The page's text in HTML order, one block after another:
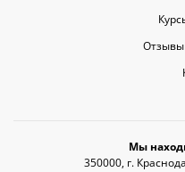
Мы
350000, г.